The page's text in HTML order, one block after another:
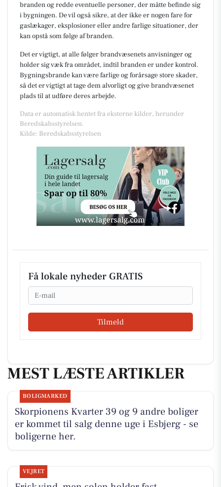
branden og redde eventuelle personer, der måtte befinde sig
i bygningen. De vil også sikre, at der ikke er nogen fare for
gaslækager, eksplosioner eller andre farlige situationer, der
kan opstå som følge af branden.
Det er vigtigt, at alle følger brandvæsenets anvisninger og
holder sig væk fra området, indtil branden er under kontrol.
Bygningsbrande kan være farlige og forårsage store skader,
så det er vigtigt at tage dem alvorligt og give brandvæsenet
plads til at udføre deres arbejde.
Data er automatisk hentet fra eksterne kilder, herunder
Beredskabsstyrelsen.
Kilde: Beredskabsstyrelsen
Få lokale nyheder GRATIS
Email
Tilmeld
MEST LÆSTE ARTIKLER
BOLIGMARKED
Skorpionens Kvarter 39 og 9 andre boliger
er kommet til salg denne uge i Esbjerg - se
boligerne her.
VEJRET